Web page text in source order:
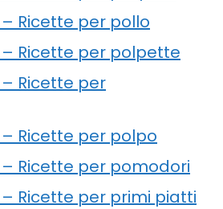
Ricette per pollo
Ricette per polpette
Ricette per
Ricette per polpo
Ricette per pomodori
Ricette per primi piatti